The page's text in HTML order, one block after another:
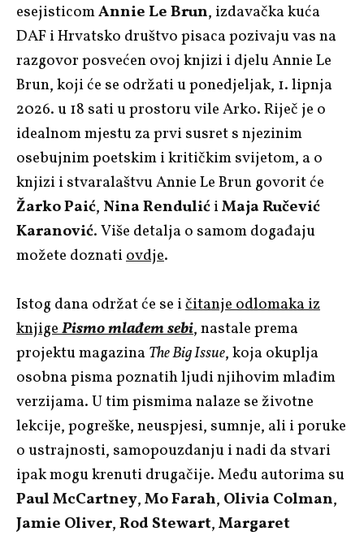
esejisticomAnnie Le Brun, izdavačka kuća
DAF i Hrvatsko društvo pisaca pozivaju vas na
razgovor posvećen ovoj knjizi i djelu Annie Le
Brun, koji će se održati u ponedjeljak, 1. lipnja
2026. u 18 sati u prostoru vile Arko. Riječ je o
idealnom mjestu za prvi susret s njezinim
osebujnim poetskim i kritičkim svijetom, a o
knjizi i stvaralaštvu Annie Le Brun govorit će
Žarko Paić, Nina RendulićiMaja Ručević
Karanović. Više detalja o samom događaju
možete doznatiovdje.
Istog dana održat će se ičitanje odlomaka iz
knjigePismo mlađem sebi, nastale prema
projektu magazina The Big Issue, koja okuplja
osobna pisma poznatih ljudi njihovim mlađim
verzijama. U tim pismima nalaze se životne
lekcije, pogreške, neuspjesi, sumnje, ali i poruke
o ustrajnosti, samopouzdanju i nadi da stvari
ipak mogu krenuti drugačije. Među autorima su
Paul McCartney,Mo Farah, Olivia Colman,
Jamie Oliver,Rod Stewart,Margaret